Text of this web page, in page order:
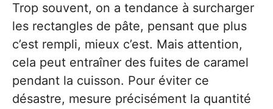
Trop souvent, on a tendance à surcharger
les rectangles de pâte, pensant que plus
c’est rempli, mieux c’est. Mais attention,
cela peut entraîner des fuites de caramel
pendant la cuisson. Pour éviter ce
désastre, mesure précisément la quantité